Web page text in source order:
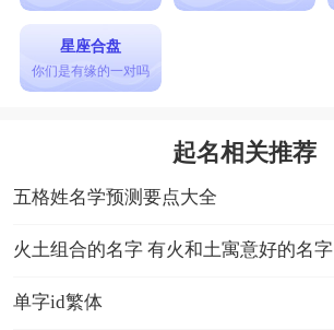
星座合盘
你们是有缘的一对吗
起名相关推荐
五格姓名学预测要点大全
火土组合的名字 有火和土寓意好的名字
单字id繁体